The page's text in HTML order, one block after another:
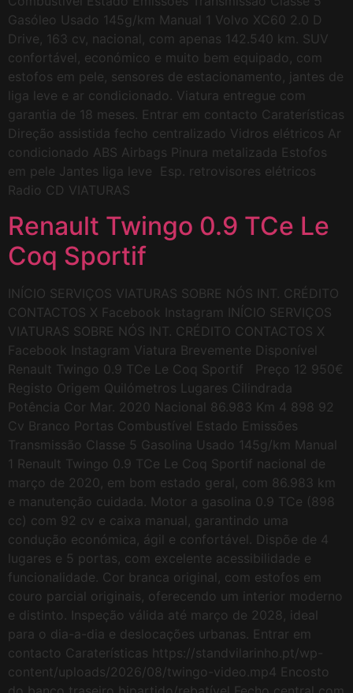
Gasóleo Usado 145g/km Manual 1 Volvo XC60 2.0 D
Drive, 163 cv, nacional, com apenas 142.540 km. SUV
confortável, económico e muito bem equipado, com
estofos em pele, sensores de estacionamento, jantes de
liga leve e ar condicionado. Viatura entregue com
garantia de 18 meses. Entrar em contacto Caraterísticas
Direção assistida fecho centralizado Vidros elétricos Ar
condicionado ABS Airbags Pinura metalizada Estofos
em pele Jantes liga leve Esp. retrovisores elétricos
Radio CD VIATURAS
Renault Twingo 0.9 TCe Le
Coq Sportif
INÍCIO SERVIÇOS VIATURAS SOBRE NÓS INT. CRÉDITO
CONTACTOS X Facebook Instagram INÍCIO SERVIÇOS
VIATURAS SOBRE NÓS INT. CRÉDITO CONTACTOS X
Facebook Instagram Viatura Brevemente Disponível
Renault Twingo 0.9 TCe Le Coq Sportif Preço 12 950€
Registo Origem Quilómetros Lugares Cilindrada
Potência Cor Mar. 2020 Nacional 86.983 Km 4 898 92
Cv Branco Portas Combustível Estado Emissões
Transmissão Classe 5 Gasolina Usado 145g/km Manual
1 Renault Twingo 0.9 TCe Le Coq Sportif nacional de
março de 2020, em bom estado geral, com 86.983 km
e manutenção cuidada. Motor a gasolina 0.9 TCe (898
cc) com 92 cv e caixa manual, garantindo uma
condução económica, ágil e confortável. Dispõe de 4
lugares e 5 portas, com excelente acessibilidade e
funcionalidade. Cor branca original, com estofos em
couro parcial originais, oferecendo um interior moderno
e distinto. Inspeção válida até março de 2028, ideal
para o dia-a-dia e deslocações urbanas. Entrar em
contacto Caraterísticas https://standvilarinho.pt/wp-
content/uploads/2026/08/twingo-video.mp4 Encosto